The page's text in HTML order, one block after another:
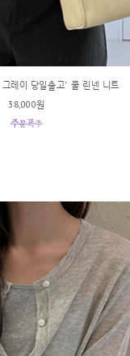
레이 당일출고* 쿨 린넨 니트
38,000원